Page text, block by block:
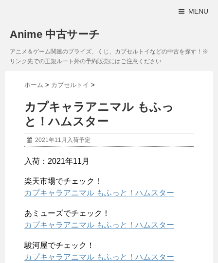
MENU
Anime 中古サーチ
アニメ＆ゲーム関連のプライズ、くじ、カプセルトイなどの中古を探す！※
リンク先での正規ルート外の予約販売にはご注意ください
ホーム > カプセルトイ >
カプキャラアニマル もふっ
と！ハムスター
2021年11月入荷予定
入荷：2021年11月
楽天市場でチェック！
カプキャラアニマル もふっと！ハムスター
あミューズでチェック！
カプキャラアニマル もふっと！ハムスター
駿河屋でチェック！
カプキャラアニマル もふっと！ハムスター